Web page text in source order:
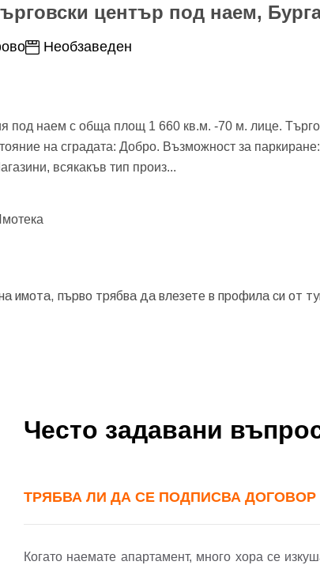
Имейл Адрес
център под наем,
Необзаведен
под наем с обща площ 1 660 кв.м. -70 м. лице.
на сградата: Добро. Възможност за
всякакъв тип произ...
имота, първо трябва да влезете в профила си от
Често задавани
ТРЯБВА ЛИ ДА СЕ ПОДПИСВА ДОГОВОР
Когато наемате апартамент, много хора се